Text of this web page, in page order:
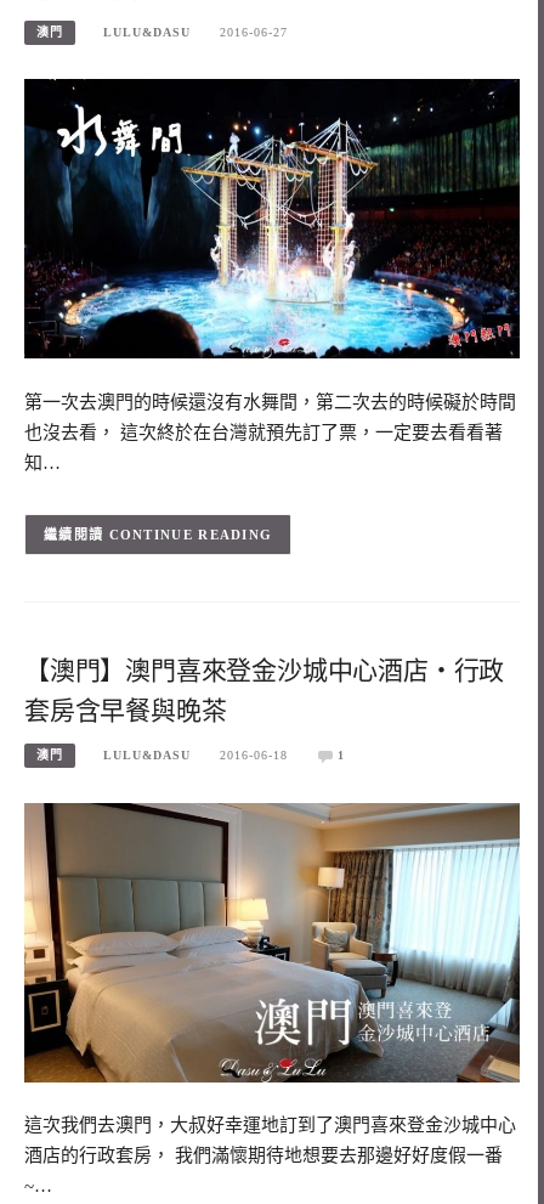
澳門 LULU&DASU 2016-06-27
第一次去澳門的時候還沒有水舞間，第二次去的時候礙於時間
也沒去看， 這次終於在台灣就預先訂了票，一定要去看看著
知…
CONTINUE READING
【澳門】澳門喜來登金沙城中心酒店‧行政
套房含早餐與晚茶
澳門 LULU&DASU 2016-06-18 1
這次我們去澳門，大叔好幸運地訂到了澳門喜來登金沙城中心
酒店的行政套房， 我們滿懷期待地想要去那邊好好度假一番
~…